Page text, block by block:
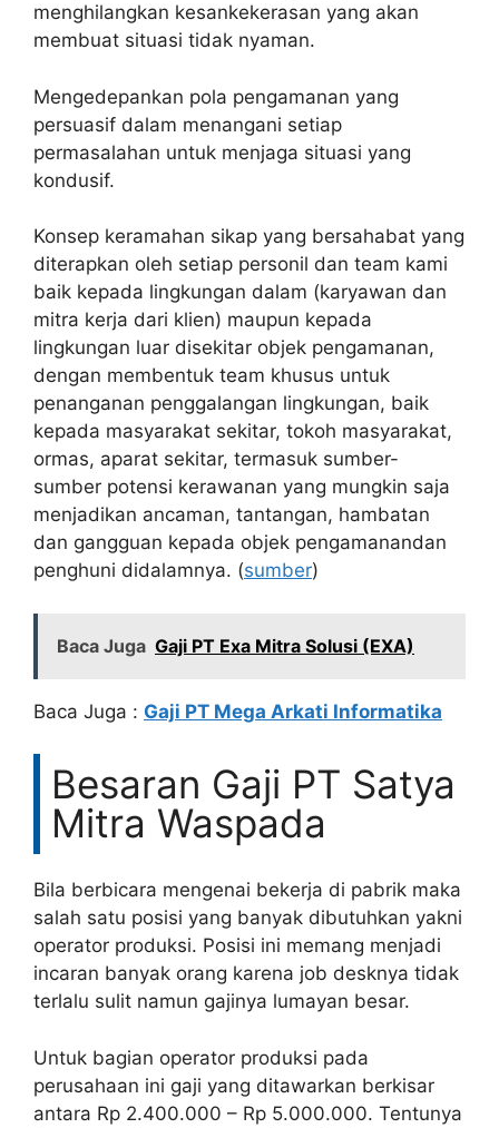
menghilangkan kesankekerasan yang akan
membuat situasi tidak nyaman.
Mengedepankan pola pengamanan yang
persuasif dalam menangani setiap
permasalahan untuk menjaga situasi yang
kondusif.
Konsep keramahan sikap yang bersahabat yang
diterapkan oleh setiap personil dan team kami
baik kepada lingkungan dalam (karyawan dan
mitra kerja dari klien) maupun kepada
lingkungan luar disekitar objek pengamanan,
dengan membentuk team khusus untuk
penanganan penggalangan lingkungan, baik
kepada masyarakat sekitar, tokoh masyarakat,
ormas, aparat sekitar, termasuk sumber-
sumber potensi kerawanan yang mungkin saja
menjadikan ancaman, tantangan, hambatan
dan gangguan kepada objek pengamanandan
penghuni didalamnya. (sumber)
Baca Juga Gaji PT Exa Mitra Solusi (EXA)
Baca Juga : Gaji PT Mega Arkati Informatika
Besaran Gaji PT Satya
Mitra Waspada
Bila berbicara mengenai bekerja di pabrik maka
salah satu posisi yang banyak dibutuhkan yakni
operator produksi. Posisi ini memang menjadi
incaran banyak orang karena job desknya tidak
terlalu sulit namun gajinya lumayan besar.
Untuk bagian operator produksi pada
perusahaan ini gaji yang ditawarkan berkisar
antara Rp 2.400.000 – Rp 5.000.000. Tentunya